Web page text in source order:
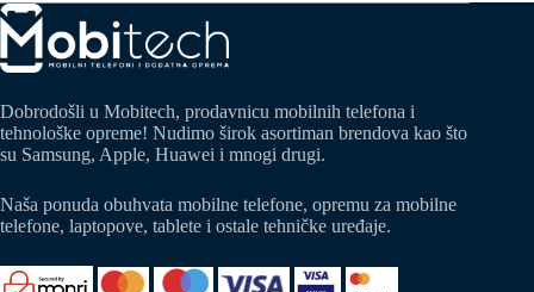
Dobrodošli u Mobitech, prodavnicu mobilnih telefona i
tehnološke opreme! Nudimo širok asortiman brendova kao što
su Samsung, Apple, Huawei i mnogi drugi.
Naša ponuda obuhvata mobilne telefone, opremu za mobilne
telefone, laptopove, tablete i ostale tehničke uređaje.